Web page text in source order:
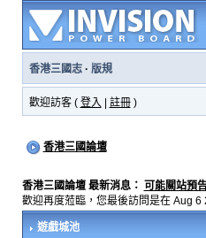
香港三國志· 版規
歡迎訪客 ( 登入 註冊)
香港三國論壇
香港三國論壇 最新消息： 可能關站預
歡迎再度蒞臨，您最後訪問是在 Aug 6
遊戲城池